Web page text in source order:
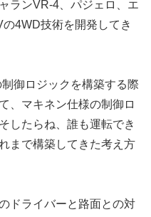
ランVR-4、パジェロ、エ
4WD技術を開発してき
御ロジックを構築する際
、マキネン仕様の制御ロ
したらね、誰も運転でき
まで構築してきた考え方
ドライバーと路面との対